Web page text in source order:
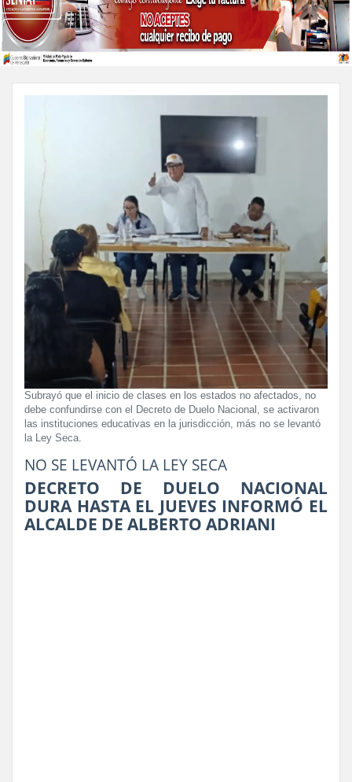
Subrayó que el inicio de clases en los estados no afectados, no
debe confundirse con el Decreto de Duelo Nacional, se activaron
las instituciones educativas en la jurisdicción, más no se levantó
la Ley Seca.
NO SE LEVANTÓ LA LEY SECA
DECRETO DE DUELO NACIONAL
DURA HASTA EL JUEVES INFORMÓ EL
ALCALDE DE ALBERTO ADRIANI